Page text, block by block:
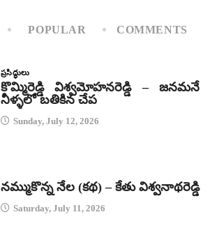
POPULAR COMMENTS
ప్రసిద్ధులు
కొమ్మిరెడ్డి విశ్వమోహనరెడ్డి – జనమనే
నీళ్ళలో బతికిన చేప
Sunday, July 12, 2026
నమ్ముకొన్న నేల (కథ) – కేతు విశ్వనాథరెడ్డి
Saturday, July 11, 2026